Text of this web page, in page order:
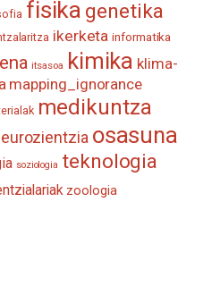
fisika genetika
ikerketa informatika
itsasoa kimika klima-
mapping_ignorance
medikuntza
osasuna
soziologia teknologia
zoologia